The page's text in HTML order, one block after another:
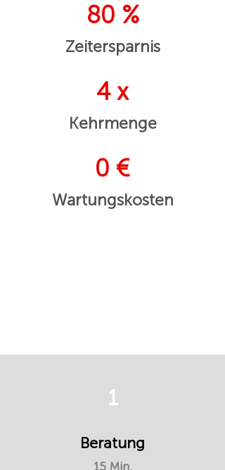
80 %
Zeitersparnis
4 x
Kehrmenge
0 €
Wartungskosten
1
Beratung
15 Min.